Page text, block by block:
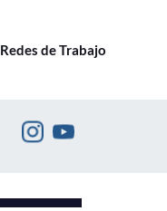
Redes de Trabajo